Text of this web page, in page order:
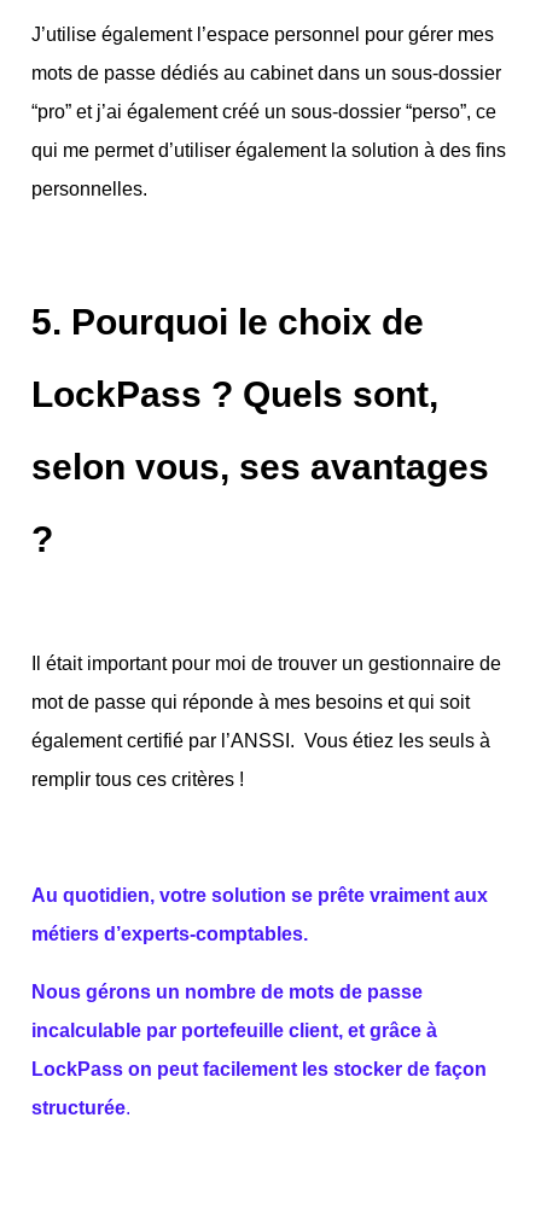
J’utilise également l’espace personnel pour gérer mes
mots de passe dédiés au cabinet dans un sous-dossier
“pro” et j’ai également créé un sous-dossier “perso”, ce
qui me permet d’utiliser également la solution à des fins
personnelles.
5. Pourquoi le choix de
LockPass ? Quels sont,
selon vous, ses avantages
?
Il était important pour moi de trouver un gestionnaire de
mot de passe qui réponde à mes besoins et qui soit
également certifié par l’ANSSI. Vous étiez les seuls à
remplir tous ces critères !
Au quotidien, votre solution se prête vraiment aux
métiers d’experts-comptables.
Nous gérons un nombre de mots de passe
incalculable par portefeuille client, et grâce à
LockPass on peut facilement les stocker de façon
structurée.